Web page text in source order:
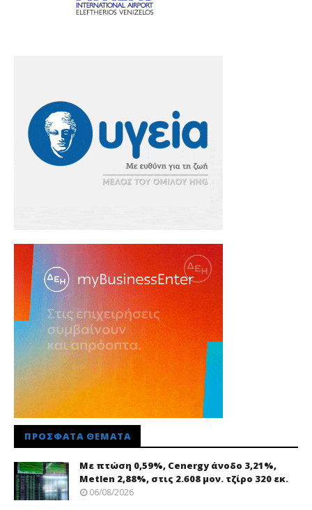
ΠΡΌΣΦΑΤΑ ΘΈΜΑΤΑ
Με πτώση 0,59%, Cenergy άνοδο 3,21%,
Metlen 2,88%, στις 2.608 μον. τζίρο 320 εκ.
06/08/2026